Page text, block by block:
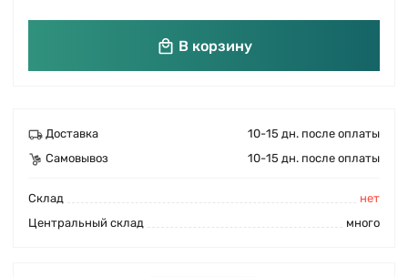
В корзину
Доставка
10-15 дн. после оплаты
Самовывоз
10-15 дн. после оплаты
Cклад
нет
Центральный склад
много